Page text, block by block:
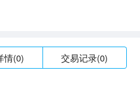
情(0) 交易记录(0)